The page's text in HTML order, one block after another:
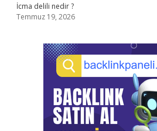
İcma delili nedir ?
Temmuz 19, 2026